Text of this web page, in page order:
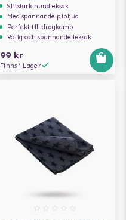
Slitstark hundleksak
Med spännande pipljud
Perfekt till dragkamp
Rolig och spännande leksak
99 kr
Finns i Lager